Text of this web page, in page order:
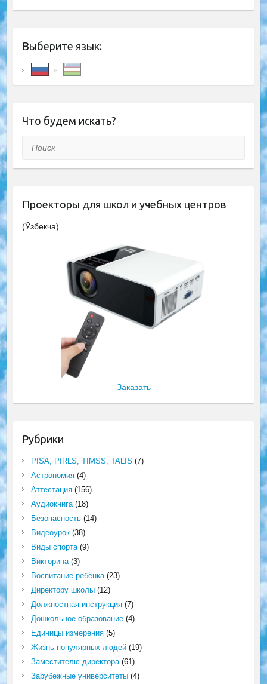
Выберите язык:
Что будем искать?
Поиск
Проекторы для школ и учебных центров
(Ўзбекча)
Заказать
Рубрики
PISA, PIRLS, TIMSS, TALIS (7)
Астрономия(4)
Аттестация(156)
Аудиокнига(18)
Безопасность(14)
Видеоурок(38)
Виды спорта(9)
Викторина(3)
Воспитание ребёнка(23)
Директору школы(12)
Должностная инструкция(7)
Дошкольное образование(4)
Единицы измерения(5)
Жизнь популярных людей(19)
Заместителю директора(61)
Зарубежные университеты(4)